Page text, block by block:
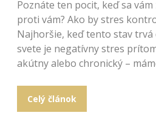
Poznáte ten pocit, keď sa vám
proti vám? Ako by stres
Najhoršie, keď tento stav trvá
svete je negatívny stres
akútny alebo chronický –
Celý článok